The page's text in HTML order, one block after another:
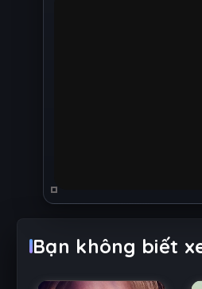
Bạn không biết